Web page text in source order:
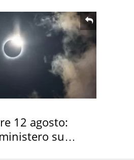
12 agosto:
su